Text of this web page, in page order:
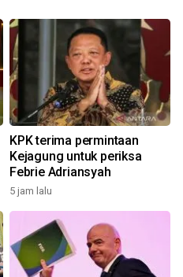
KPK terima permintaan
Kejagung untuk periksa
Febrie Adriansyah
5 jam lalu